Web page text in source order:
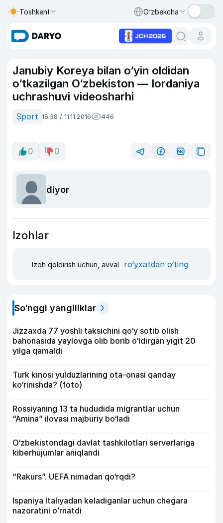
Toshkent O‘zbekcha
Janubiy Koreya bilan o‘yin oldidan
o‘tkazilgan O‘zbekiston — Iordaniya
uchrashuvi videosharhi
Sport 16:38 / 11.11.2016 446
0 0
diyor
Izohlar
Izoh qoldirish uchun, avval ro‘yxatdan o‘ting
So‘nggi yangiliklar
Jizzaxda 77 yoshli taksichini qo‘y sotib olish
bahonasida yaylovga olib borib o‘ldirgan yigit 20
yilga qamaldi
Turk kinosi yulduzlarining ota-onasi qanday
ko‘rinishda? (foto)
Rossiyaning 13 ta hududida migrantlar uchun
“Amina” ilovasi majburiy bo‘ladi
O‘zbekistondagi davlat tashkilotlari serverlariga
kiberhujumlar aniqlandi
“Rakurs”. UEFA nimadan qo‘rqdi?
Ispaniya Italiyadan keladiganlar uchun chegara
nazoratini oʻrnatdi